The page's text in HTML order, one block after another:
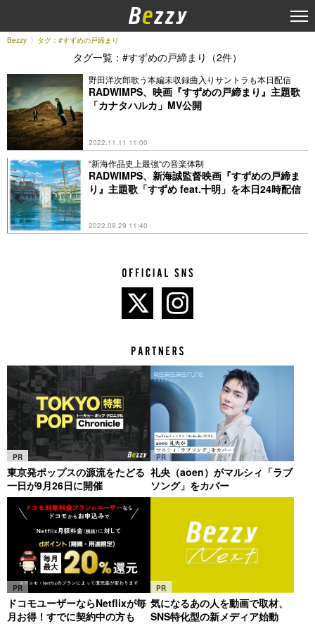
Bezzy タグ：#すずめの戸締まり
タグ一覧：#すずめの戸締まり（2件）
野田洋次郎歌う本編未収録曲入りサントラも本日配信
RADWIMPS、映画『すずめの戸締まり』主題歌
「カナタハルカ」MV公開
2022.11.11 11:00
“新海作品史上最強“の音楽体制
RADWIMPS、新海誠監督映画『すずめの戸締ま
り』主題歌「すずめ feat.十明」を本日24時配信
2022.09.29 11:40
PR
東京発ポップスの源流をたどる
一日が9月26日に開催
PR
礼央（aoen）がマルシィ「ラブ
ソング」をカバー
PR
ドコモユーザーならNetflixが毎
月お得！すでに契約中の方も
PR
気になるあの人を動画で取材、
SNS特化型の新メディア始動